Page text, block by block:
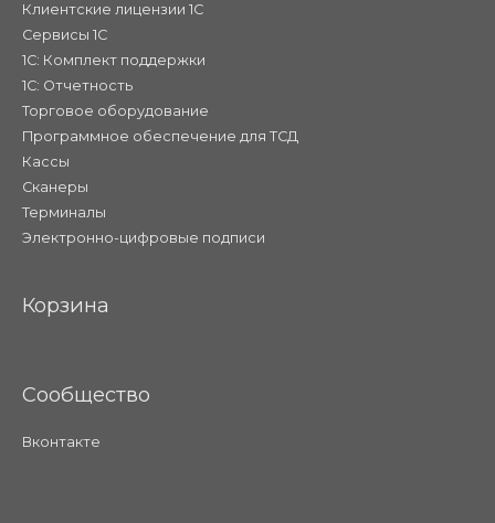
Клиентские лицензии 1С
Сервисы 1С
1С: Комплект поддержки
1С: Отчетность
Торговое оборудование
Программное обеспечение для ТСД
Кассы
Сканеры
Терминалы
Электронно-цифровые подписи
Корзина
Сообщество
Вконтакте